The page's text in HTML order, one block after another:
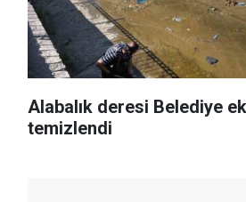
Alabalık deresi Belediye
temizlendi